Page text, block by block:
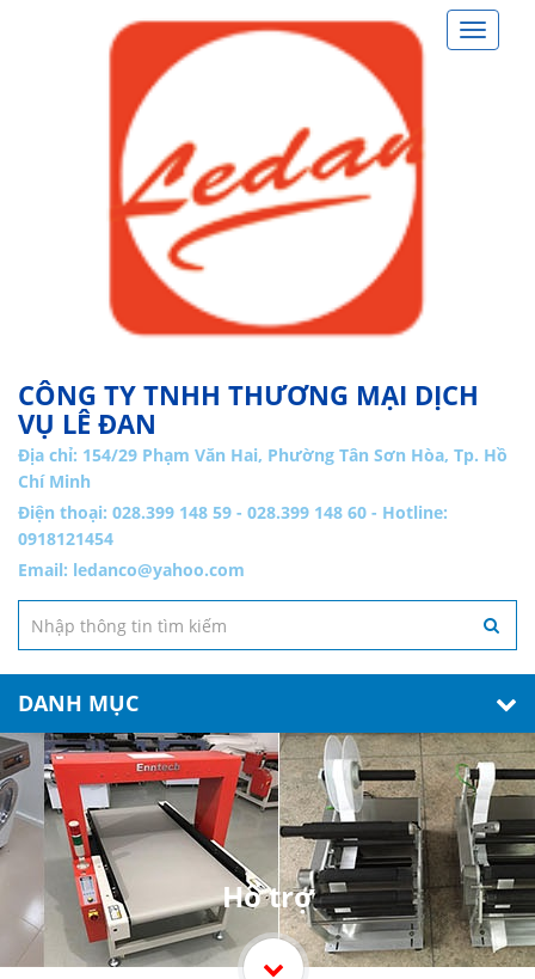
Toggle
CÔNG TY TNHH THƯƠNG MẠI DỊCH
VỤ LÊ ĐAN
Địa chỉ: 154/29 Phạm Văn Hai, Phường Tân Sơn Hòa, Tp. Hồ
Chí Minh
Điện thoại: 028.399 148 59 - 028.399 148 60 - Hotline:
0918121454
Email: ledanco@yahoo.com
DANH MỤC
Hổ trợ